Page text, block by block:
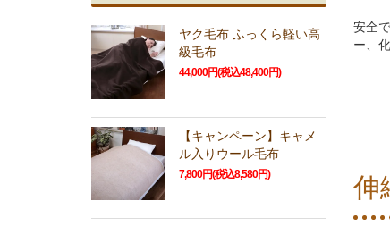
安全
ー、
伸
ヤク毛布 ふっくら軽い高
級毛布
44,000円(税込48,400円)
【キャンペーン】キャメ
ル入りウール毛布
7,800円(税込8,580円)